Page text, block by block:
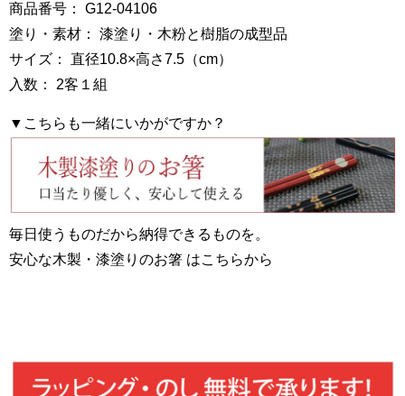
商品番号： G12-04106
塗り・素材： 漆塗り・木粉と樹脂の成型品
サイズ： 直径10.8×高さ7.5（cm）
入数： 2客１組
▼こちらも一緒にいかがですか？
毎日使うものだから納得できるものを。
安心な木製・漆塗りのお箸 はこちらから